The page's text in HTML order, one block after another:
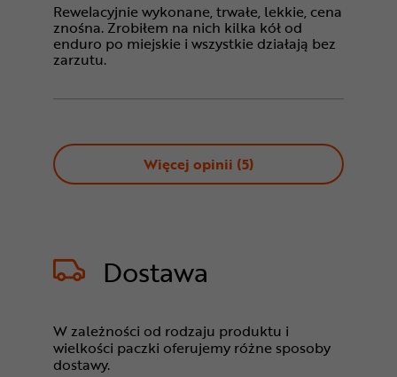
Rewelacyjnie wykonane, trwałe, lekkie, cena
znośna. Zrobiłem na nich kilka kół od
enduro po miejskie i wszystkie działają bez
zarzutu.
Więcej opinii (5)
Dostawa
W zależności od rodzaju produktu i
wielkości paczki oferujemy różne sposoby
dostawy.